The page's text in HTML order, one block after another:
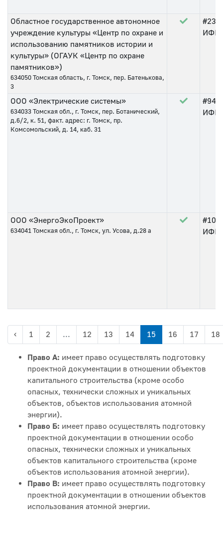
Областное государственное автономное
учреждение культуры «Центр по охране и
использованию памятников истории и
культуры» (ОГАУК «Центр по охране
памятников»)
634050 Томская область, г. Томск, пер. Батенькова,
3
#234
ООО «Электрические системы»
634033 Томская обл., г. Томск, пер. Ботанический,
д.6/2, к. 51, факт. адрес: г. Томск, пр.
Комсомольский, д. 14, каб. 31
#94
ООО «ЭнергоЭкоПроект»
634041 Томская обл., г. Томск, ул. Усова, д.28 а
#10
‹ 1 2 ... 12 13 14 15 16 17 18
Право А: имеет право осуществлять подготовку
проектной документации в отношении объектов
капитального строительства (кроме особо
опасных, технически сложных и уникальных
объектов, объектов использования атомной
энергии).
Право Б: имеет право осуществлять подготовку
проектной документации в отношении особо
опасных, технически сложных и уникальных
объектов капитального строительства (кроме
объектов использования атомной энергии).
Право В: имеет право осуществлять подготовку
проектной документации в отношении объектов
использования атомной энергии.